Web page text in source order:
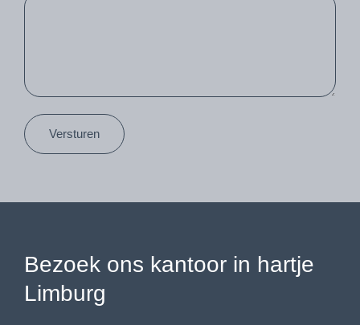
Versturen
Bezoek ons kantoor in hartje
Limburg